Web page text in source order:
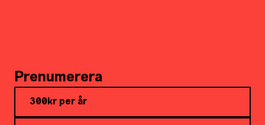
Prenumerera
300kr per år